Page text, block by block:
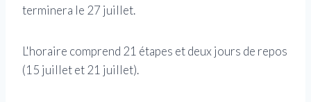
terminera le 27 juillet.
L'horaire comprend 21 étapes et deux jours de repos
(15 juillet et 21 juillet).